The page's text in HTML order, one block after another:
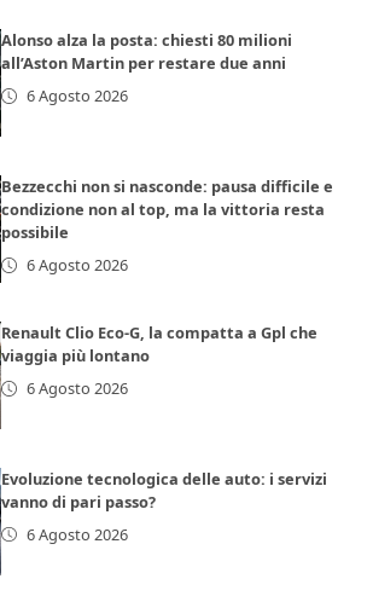
Alonso alza la posta: chiesti 80 milioni
all’Aston Martin per restare due anni
6 Agosto 2026
Bezzecchi non si nasconde: pausa difficile e
condizione non al top, ma la vittoria resta
possibile
6 Agosto 2026
Renault Clio Eco-G, la compatta a Gpl che
viaggia più lontano
6 Agosto 2026
Evoluzione tecnologica delle auto: i servizi
vanno di pari passo?
6 Agosto 2026